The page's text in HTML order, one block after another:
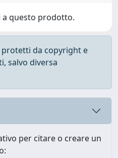
a questo prodotto.
protetti da copyright e
salvo diversa
per citare o creare un